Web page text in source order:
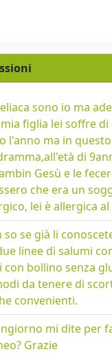
sono io ma
figlia lei soffre
l'anno ma in
di
Gesù e le
che era un
lei è allergica
so se già li
linee di salumi
bollino senza
da tenere di
convenienti.
mi dite per
Grazie